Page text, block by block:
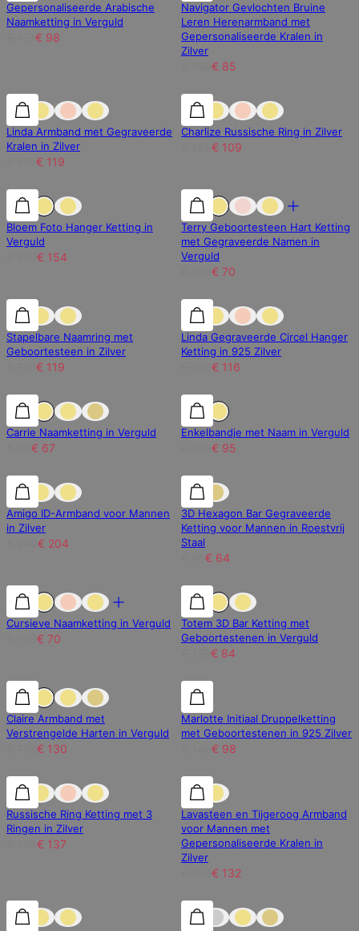
Gepersonaliseerde Arabische
Naamketting in Verguld
€ 98
Navigator Gevlochten Bruine
Leren Herenarmband met
Gepersonaliseerde Kralen in
Zilver
€ 85
30% korting 30% korting
Linda Armband met Gegraveerde
Kralen in Zilver
€ 119
30% korting
Charlize Russische Ring in Zilver
€ 109
30% korting 30% korting
Bloem Foto Hanger Ketting in
Verguld
€ 154
30% korting
Terry Geboortesteen Hart Ketting
met Gegraveerde Namen in
Verguld
€ 70
30% korting 30% korting
Stapelbare Naamring met
Geboortesteen in Zilver
€ 119
30% korting
Linda Gegraveerde Circel Hanger
Ketting in 925 Zilver
€ 116
30% korting 30% korting
Carrie Naamketting in Verguld
€ 67
30% korting
Enkelbandje met Naam in Verguld
€ 95
15% korting 15% korting
Amigo ID-Armband voor Mannen
in Zilver
€ 204
15% korting
3D Hexagon Bar Gegraveerde
Ketting voor Mannen in Roestvrij
Staal
€ 64
30% korting 30% korting
Cursieve Naamketting in Verguld
€ 70
30% korting
Totem 3D Bar Ketting met
Geboortestenen in Verguld
€ 84
30% korting 30% korting
Claire Armband met
Verstrengelde Harten in Verguld
€ 130
30% korting
Marlotte Initiaal Druppelketting
met Geboortestenen in 925 Zilver
€ 98
30% korting 30% korting
Russische Ring Ketting met 3
Ringen in Zilver
€ 137
15% korting
Lavasteen en Tijgeroog Armband
voor Mannen met
Gepersonaliseerde Kralen in
Zilver
€ 132
30% korting 30% korting
25% korting